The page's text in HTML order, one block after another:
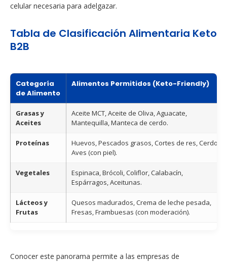
celular necesaria para adelgazar.
Tabla de Clasificación Alimentaria Keto
B2B
Categoría
de Alimento
Alimentos Permitidos (Keto-Friendly)
Grasas y
Aceites
Aceite MCT, Aceite de Oliva, Aguacate,
Mantequilla, Manteca de cerdo.
Proteínas
Huevos, Pescados grasos, Cortes de res, Cerdo,
Aves (con piel).
Vegetales
Espinaca, Brócoli, Coliflor, Calabacín,
Espárragos, Aceitunas.
Lácteos y
Frutas
Quesos madurados, Crema de leche pesada,
Fresas, Frambuesas (con moderación).
Conocer este panorama permite a las empresas de